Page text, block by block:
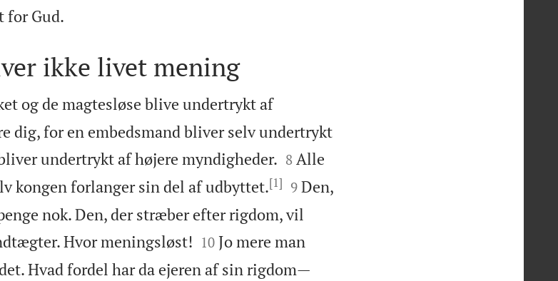
for Gud.
ikke livet mening
og de magtesløse blive undertrykt af
dig, for en embedsmand bliver selv undertrykt
undertrykt af højere myndigheder.
8 Alle
kongen forlanger sin del af udbyttet.[1]
9 Den,
nok. Den, der stræber efter rigdom, vil
Hvor meningsløst!
10 Jo mere man
Hvad fordel har da ejeren af sin rigdom—